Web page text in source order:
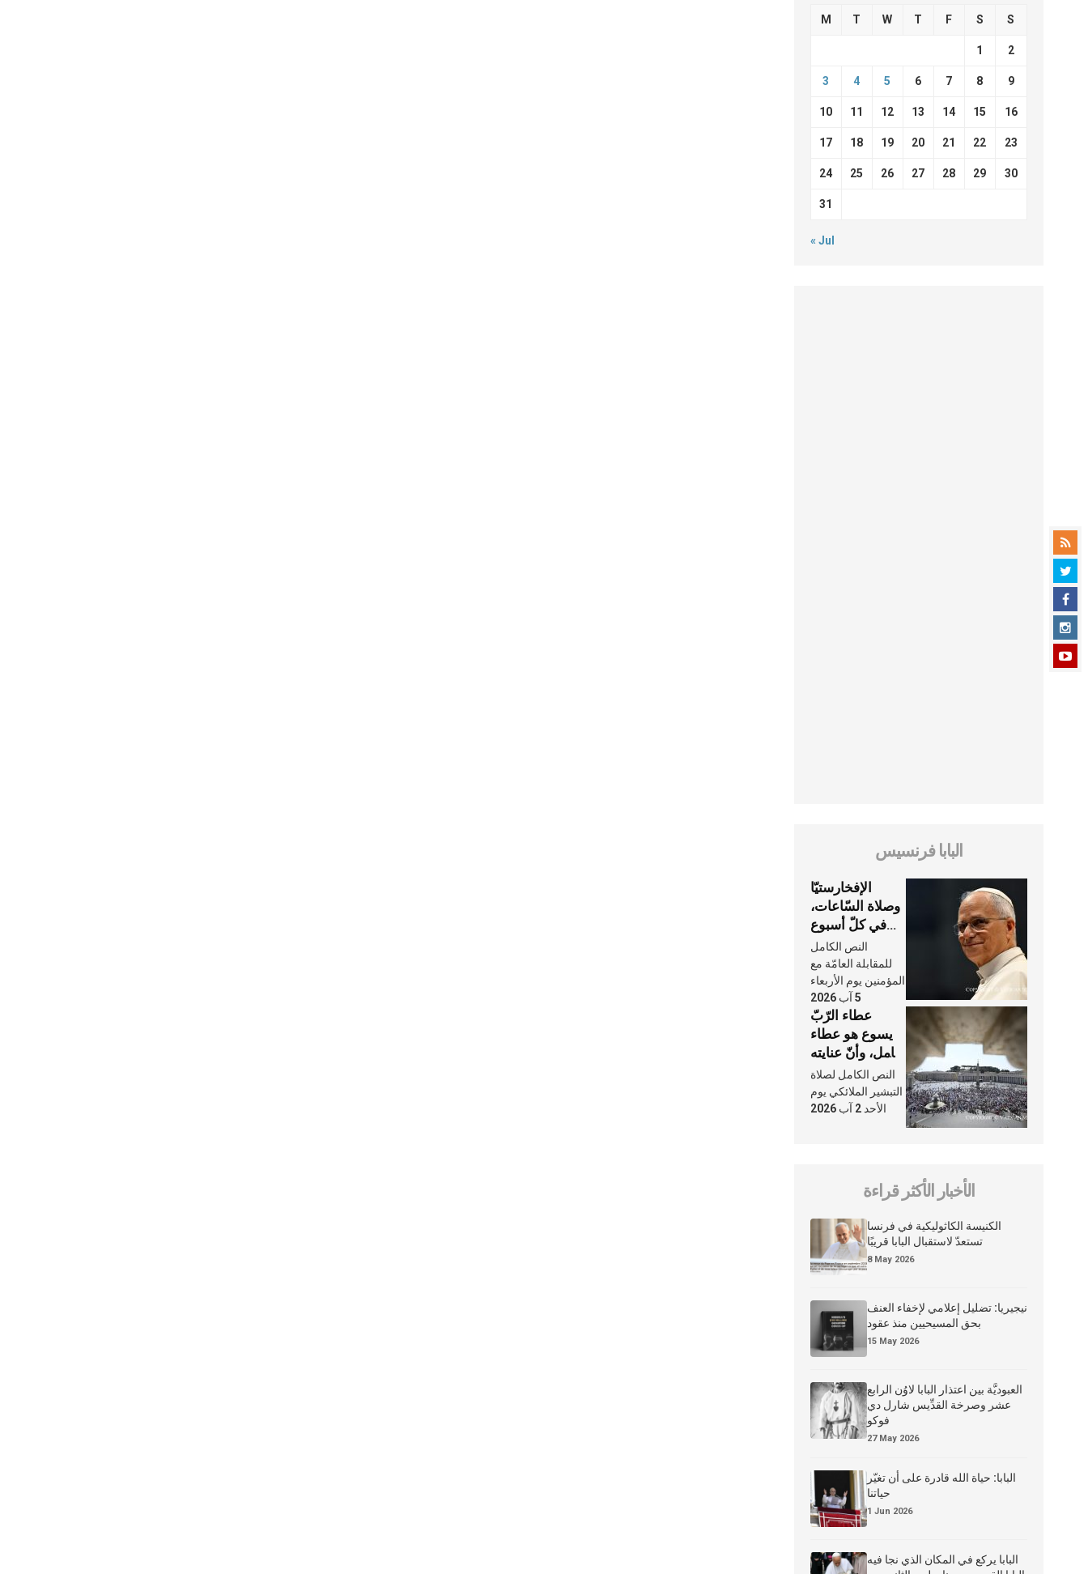
M T W T F S S
1 2
3 4 5 6 7 8 9
10 11 12 13 14 15 16
17 18 19 20 21 22 23
24 25 26 27 28 29 30
31
« Jul
البابا فرنسيس
الإفخارستيّا
وصلاة السّاعات،
في كلّ أسبوع
وكلّ يوم، هما
النَّفَس في حياة
الكنيسة
النص الكامل
للمقابلة العامّة مع
المؤمنين يوم الأربعاء
5 آب 2026
عطاء الرّبّ
يسوع هو عطاء
شامل، وأنّ عنايته
بنا لا تغيب عنّا
أبدًا
النص الكامل لصلاة
التبشير الملائكي يوم
الأحد 2 آب 2026
الأخبار الأكثر قراءة
الكنيسة الكاثوليكية في فرنسا
تستعدّ لاستقبال البابا قريبًا
8 May 2026
نيجيريا: تضليل إعلامي لإخفاء العنف
بحق المسيحيين منذ عقود
15 May 2026
العبوديَّة بين اعتذار البابا لاوُن الرابع
عشر وصرخة القدِّيس شارل دي
فوكو
27 May 2026
البابا: حياة الله قادرة على أن تغيّر
حياتنا
1 Jun 2026
البابا يركع في المكان الذي نجا فيه